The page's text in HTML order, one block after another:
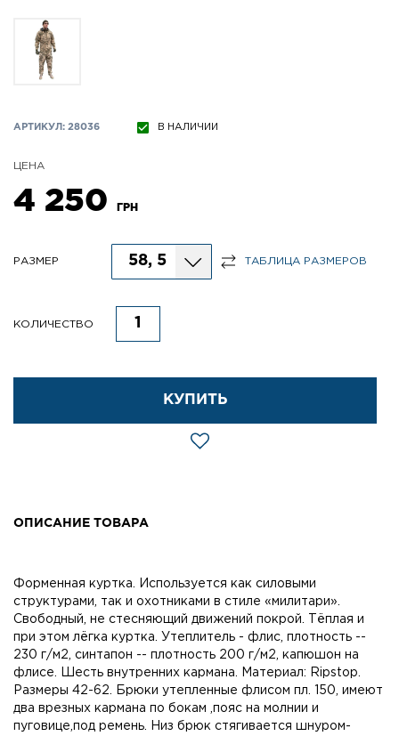
АРТИКУЛ: 28036 В НАЛИЧИИ
ЦЕНА
4 250 ГРН
РАЗМЕР 58, 5 ТАБЛИЦА РАЗМЕРОВ
КОЛИЧЕСТВО
КУПИТЬ
ОПИСАНИЕ ТОВАРА
Форменная куртка. Используется как силовыми
структурами, так и охотниками в стиле «милитари».
Свободный, не стесняющий движений покрой. Тёплая и
при этом лёгка куртка. Утеплитель - флис, плотность --
230 г/м2, синтапон -- плотность 200 г/м2, капюшон на
флисе. Шесть внутренних кармана. Материал: Ripstop.
Размеры 42-62. Брюки утепленные флисом пл. 150, имеют
два врезных кармана по бокам ,пояс на молнии и
пуговице,под ремень. Низ брюк стягивается шнуром-